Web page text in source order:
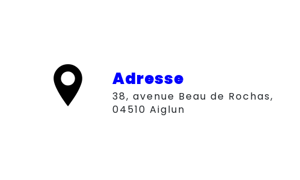
Adresse
38, avenue Beau de Rochas,
04510 Aiglun